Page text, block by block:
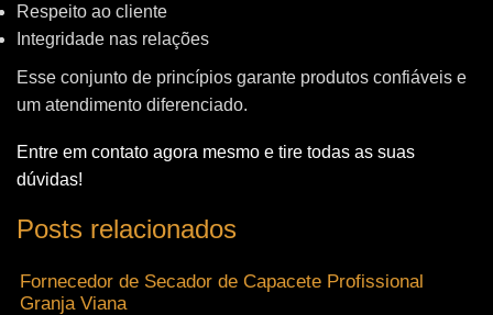
Respeito ao cliente
Integridade nas relações
Esse conjunto de princípios garante produtos confiáveis e
um atendimento diferenciado.
Entre em contato agora mesmo e tire todas as suas
dúvidas!
Posts relacionados
Fornecedor de Secador de Capacete Profissional
Granja Viana